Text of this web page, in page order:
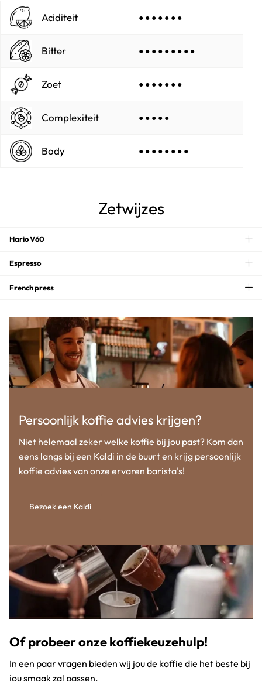
Aciditeit ● ● ● ● ● ● ●
Bitter ● ● ● ● ● ● ● ● ●
Zoet ● ● ● ● ● ● ●
Complexiteit ● ● ● ● ●
Body ● ● ● ● ● ● ● ●
Zetwijzes
Hario V60
Espresso
French press
Persoonlijk koffie advies krijgen?
Niet helemaal zeker welke koffie bij jou past? Kom dan
eens langs bij een Kaldi in de buurt en krijg persoonlijk
koffie advies van onze ervaren barista's!
Bezoek een Kaldi
Of probeer onze koffiekeuzehulp!
In een paar vragen bieden wij jou de koffie die het beste bij
jou smaak zal passen.